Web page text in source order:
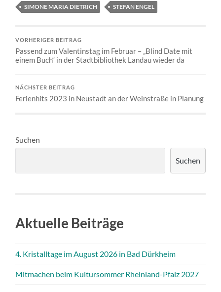
SIMONE MARIA DIETRICH
STEFAN ENGEL
VORHERIGER BEITRAG
Passend zum Valentinstag im Februar – „Blind Date mit
einem Buch“ in der Stadtbibliothek Landau wieder da
NÄCHSTER BEITRAG
Ferienhits 2023 in Neustadt an der Weinstraße in Planung
Suchen
Suchen
Aktuelle Beiträge
4. Kristalltage im August 2026 in Bad Dürkheim
Mitmachen beim Kultursommer Rheinland-Pfalz 2027